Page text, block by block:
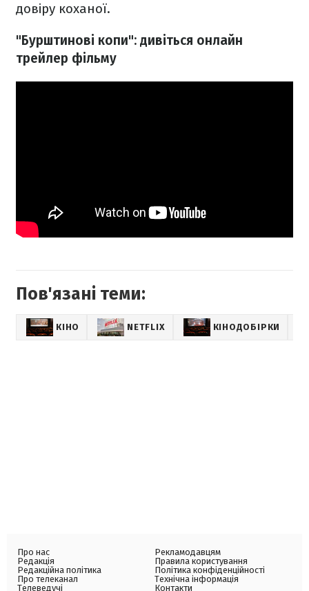
довіру коханої.
"Бурштинові копи": дивіться онлайн
трейлер фільму
Пов'язані теми:
КІНО NETFLIX КІНОДОБІРКИ
Про нас
Редакція
Редакційна політика
Про телеканал
Телеведучі
Рекламодавцям
Правила користування
Політика конфіденційності
Технічна інформація
Контакти